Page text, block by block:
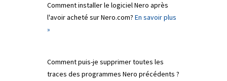
Comment installer le logiciel Nero après
l'avoir acheté sur Nero.com? En savoir plus
»
Comment puis-je supprimer toutes les
traces des programmes Nero précédents ?